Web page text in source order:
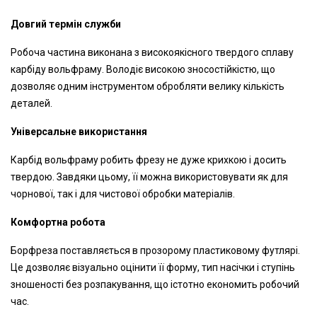
Довгий термін служби
Робоча частина виконана з високоякісного твердого сплаву
карбіду вольфраму. Володіє високою зносостійкістю, що
дозволяє одним інструментом обробляти велику кількість
деталей.
Універсальне використання
Карбід вольфраму робить фрезу не дуже крихкою і досить
твердою. Завдяки цьому, її можна використовувати як для
чорнової, так і для чистової обробки матеріалів.
Комфортна робота
Борфреза поставляється в прозорому пластиковому футлярі.
Це дозволяє візуально оцінити її форму, тип насічки і ступінь
зношеності без розпакування, що істотно економить робочий
час.